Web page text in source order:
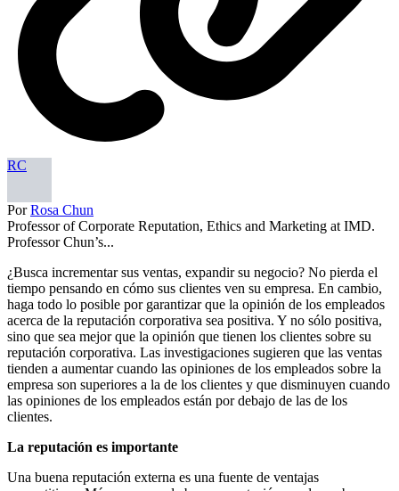
RC
PorRosa Chun
Professor of Corporate Reputation, Ethics and Marketing at IMD.
Professor Chun’s...
¿Busca incrementar sus ventas, expandir su negocio? No pierda el
tiempo pensando en cómo sus clientes ven su empresa. En cambio,
haga todo lo posible por garantizar que la opinión de los empleados
acerca de la reputación corporativa sea positiva. Y no sólo positiva,
sino que sea mejor que la opinión que tienen los clientes sobre su
reputación corporativa. Las investigaciones sugieren que las ventas
tienden a aumentar cuando las opiniones de los empleados sobre la
empresa son superiores a la de los clientes y que disminuyen cuando
las opiniones de los empleados están por debajo de las de los
clientes.
La reputación es importante
Una buena reputación externa es una fuente de ventajas